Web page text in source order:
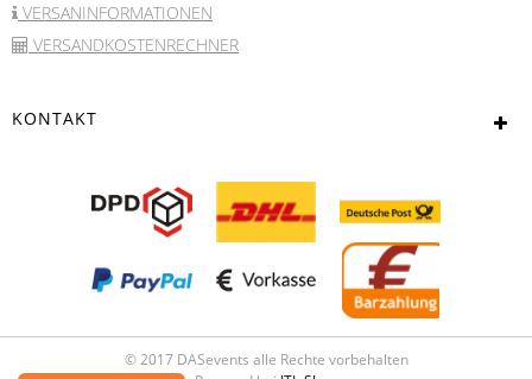
VERSANINFORMATIONEN
VERSANDKOSTENRECHNER
KONTAKT
© 2017 DASevents alle Rechte vorbehalten